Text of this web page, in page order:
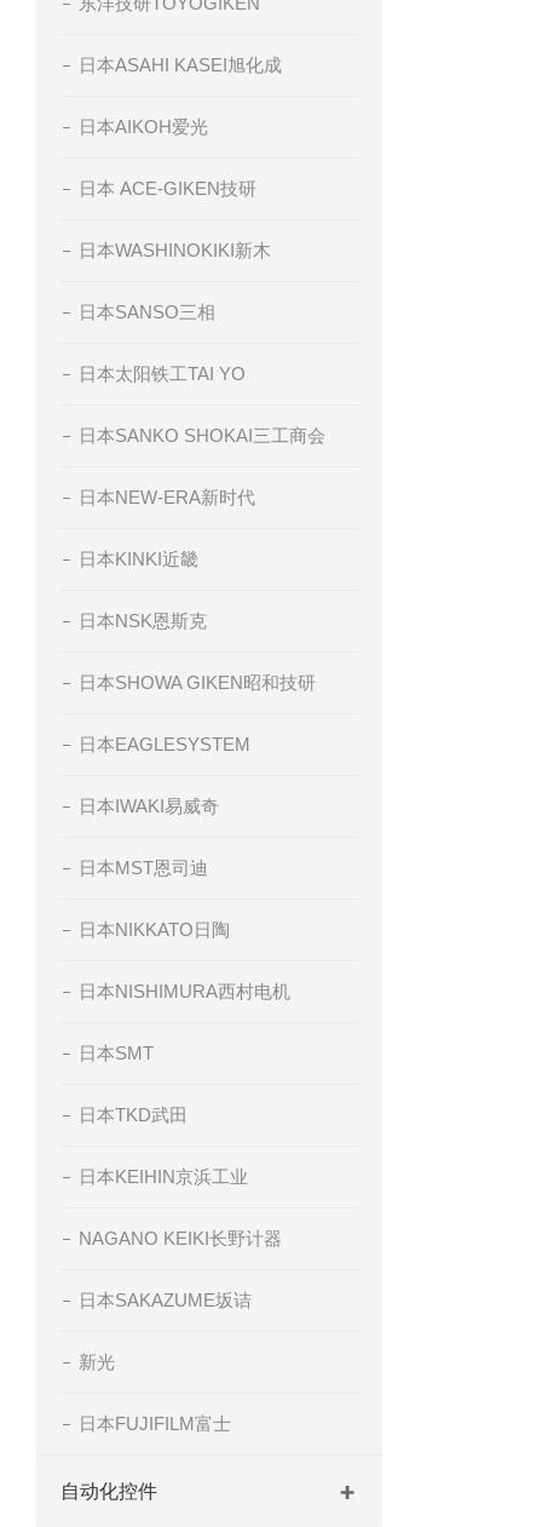
日本ASAHI KASEI旭化成
日本AIKOH爱光
日本 ACE-GIKEN技研
日本WASHINOKIKI新木
日本SANSO三相
日本太阳铁工TAI YO
日本SANKO SHOKAI三工商会
日本NEW-ERA新时代
日本KINKI近畿
日本NSK恩斯克
日本SHOWA GIKEN昭和技研
日本EAGLESYSTEM
日本IWAKI易威奇
日本MST恩司迪
日本NIKKATO日陶
日本NISHIMURA西村电机
日本SMT
日本TKD武田
日本KEIHIN京浜工业
NAGANO KEIKI长野计器
日本SAKAZUME坂诘
新光
日本FUJIFILM富士
自动化控件